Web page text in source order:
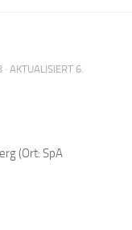
· AKTUALISIERT 6.
(Ort: SpA